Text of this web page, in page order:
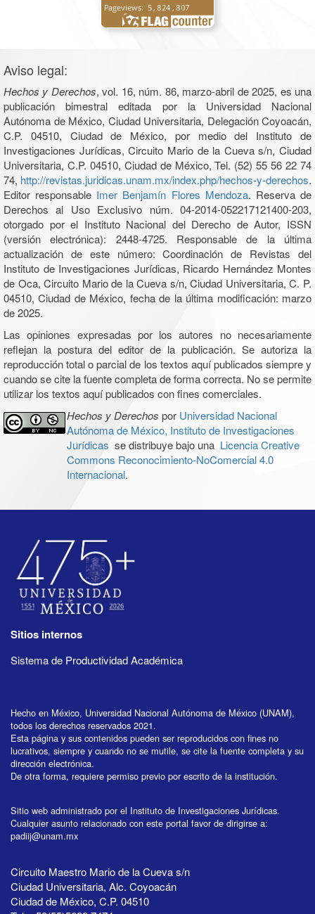
Aviso legal:
Hechos y Derechos, vol. 16, núm. 86, marzo-abril de 2025, es una
publicación bimestral editada por la Universidad Nacional
Autónoma de México, Ciudad Universitaria, Delegación Coyoacán,
C.P. 04510, Ciudad de México, por medio del Instituto de
Investigaciones Jurídicas, Circuito Mario de la Cueva s/n, Ciudad
Universitaria, C.P. 04510, Ciudad de México, Tel. (52) 55 56 22 74
74, http://revistas.juridicas.unam.mx/index.php/hechos-y-derechos.
Editor responsable Imer Benjamín Flores Mendoza. Reserva de
Derechos al Uso Exclusivo núm. 04-2014-052217121400-203,
otorgado por el Instituto Nacional del Derecho de Autor, ISSN
(versión electrónica): 2448-4725. Responsable de la última
actualización de este número: Coordinación de Revistas del
Instituto de Investigaciones Jurídicas, Ricardo Hernández Montes
de Oca, Circuito Mario de la Cueva s/n, Ciudad Universitaria, C. P.
04510, Ciudad de México, fecha de la última modificación: marzo
de 2025.
Las opiniones expresadas por los autores no necesariamente
reflejan la postura del editor de la publicación. Se autoriza la
reproducción total o parcial de los textos aquí publicados siempre y
cuando se cite la fuente completa de forma correcta. No se permite
utilizar los textos aquí publicados con fines comerciales.
Hechos y Derechos por Universidad Nacional
Autónoma de México, Instituto de Investigaciones
Jurídicas se distribuye bajo una Licencia Creative
Commons Reconocimiento-NoComercial 4.0
Internacional.
Sitios internos
Sistema de Productividad Académica
Hecho en México, Universidad Nacional Autónoma de México (UNAM),
todos los derechos reservados 2021.
Esta página y sus contenidos pueden ser reproducidos con fines no
lucrativos, siempre y cuando no se mutile, se cite la fuente completa y su
dirección electrónica.
De otra forma, requiere permiso previo por escrito de la institución.
Sitio web administrado por el Instituto de Investigaciones Jurídicas.
Cualquier asunto relacionado con este portal favor de dirigirse a:
padiij@unam.mx
Circuito Maestro Mario de la Cueva s/n
Ciudad Universitaria, Alc. Coyoacán
Ciudad de México, C.P. 04510